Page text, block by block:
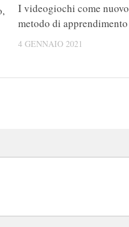
I videogiochi come nuovo
metodo di apprendimento
4 GENNAIO 2021